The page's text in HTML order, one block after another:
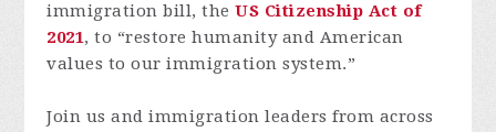
immigration bill, theUS Citizenship Act of
2021, to “restore humanity and American
values to our immigration system.”
Join us and immigration leaders from across